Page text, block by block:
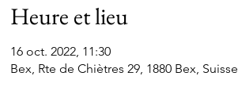
Heure et lieu
16 oct. 2022, 11:30
Bex, Rte de Chiètres 29, 1880 Bex, Suisse